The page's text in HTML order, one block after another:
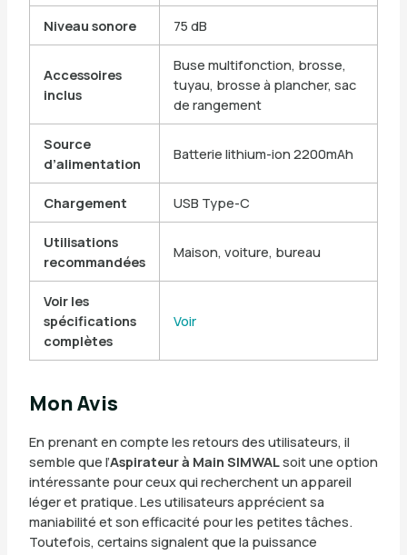
Niveau sonore 75 dB
Accessoires
inclus
Buse multifonction, brosse,
tuyau, brosse à plancher, sac
de rangement
Source
d’alimentation
Batterie lithium-ion 2200mAh
Chargement USB Type-C
Utilisations
recommandées
Maison, voiture, bureau
Voir les
spécifications
complètes
Voir
Mon Avis
En prenant en compte les retours des utilisateurs, il
semble que l’Aspirateur à Main SIMWALsoit une option
intéressante pour ceux qui recherchent un appareil
léger et pratique. Les utilisateurs apprécient sa
maniabilité et son efficacité pour les petites tâches.
Toutefois, certains signalent que la puissance